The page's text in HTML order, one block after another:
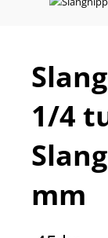
1/4
mm